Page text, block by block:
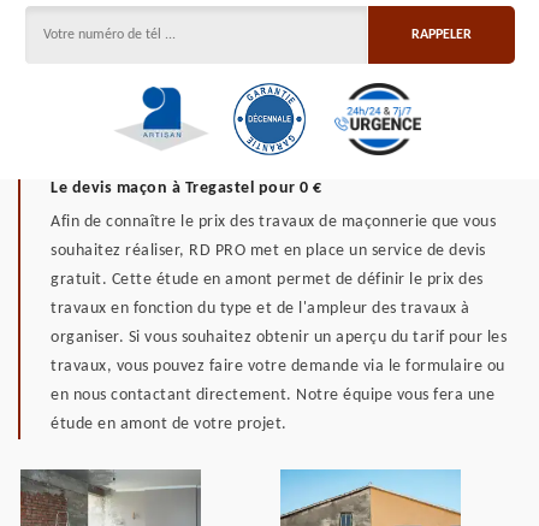
Le devis maçon à Tregastel pour 0 €
Afin de connaître le prix des travaux de maçonnerie que vous
souhaitez réaliser, RD PRO met en place un service de devis
gratuit. Cette étude en amont permet de définir le prix des
travaux en fonction du type et de l'ampleur des travaux à
organiser. Si vous souhaitez obtenir un aperçu du tarif pour les
travaux, vous pouvez faire votre demande via le formulaire ou
en nous contactant directement. Notre équipe vous fera une
étude en amont de votre projet.